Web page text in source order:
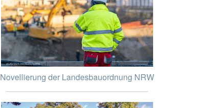
Novellierung der Landesbauordnung NRW